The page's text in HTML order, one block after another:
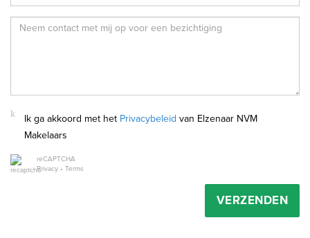
Ik ga akkoord met het Privacybeleid van Elzenaar NVM
Makelaars
reCAPTCHA
Privacy • Terms
VERZENDEN